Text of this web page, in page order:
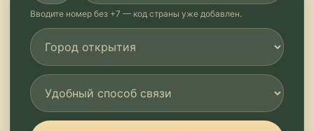
Вводите номер без +7 — код страны уже добавлен.